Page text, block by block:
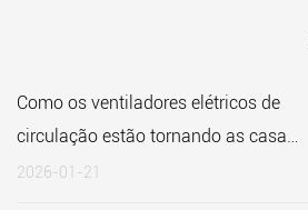
Como os ventiladores elétricos de
circulação estão tornando as casas
mais eficientes em termos
2026-01-21